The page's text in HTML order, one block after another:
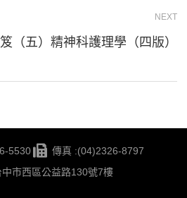
NEXT
（五）精神科護理學（四版）
5530
傳真 :(04)2326-8797
市西區公益路130號7樓